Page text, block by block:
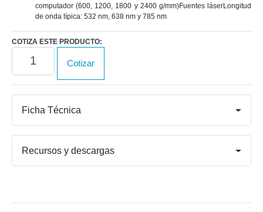
computador (600, 1200, 1800 y 2400 g/mm)Fuentes láserLongitud
de onda típica: 532 nm, 638 nm y 785 nm
COTIZA ESTE PRODUCTO:
Nano
cantidad
Cotizar
Ficha Técnica
Recursos y descargas